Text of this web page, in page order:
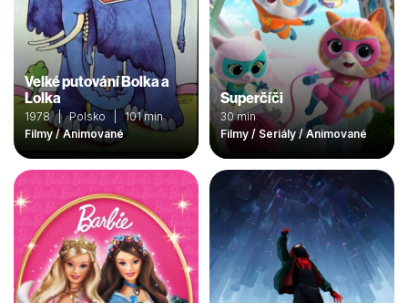
Velké putování Bolka a
Lolka
1978 | Polsko | 101 min
Filmy / Animované
Superčíči
30 min
Filmy / Seriály / Animované